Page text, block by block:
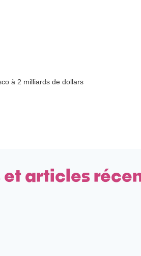
à 2 milliards de dollars
et articles